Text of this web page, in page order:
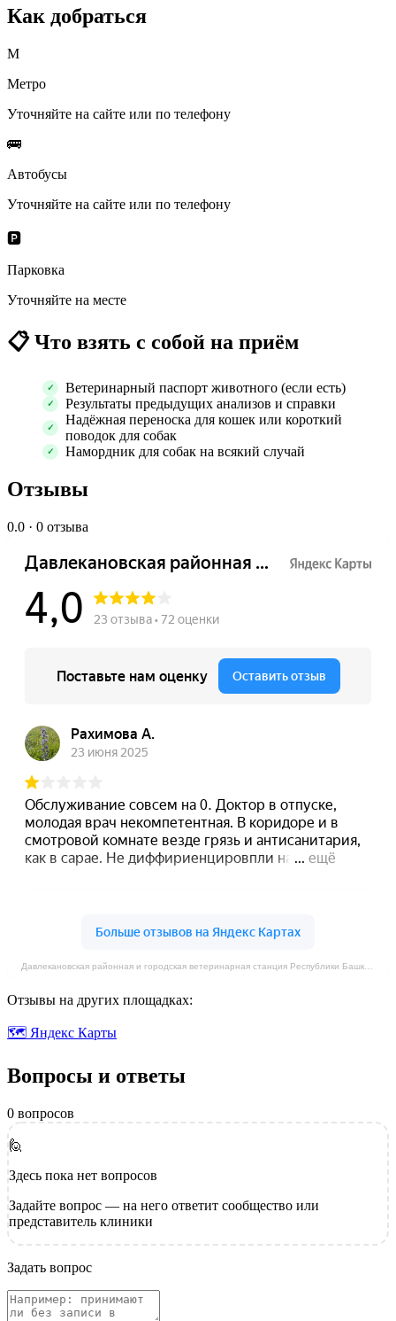
Как добраться
М
Метро
Уточняйте на сайте или по телефону
🚌
Автобусы
Уточняйте на сайте или по телефону
🅿️
Парковка
Уточняйте на месте
📋Что взять с собой на приём
Ветеринарный паспорт животного (если есть)
Результаты предыдущих анализов и справки
Надёжная переноска для кошек или короткий
поводок для собак
Намордник для собак на всякий случай
Отзывы
0.0 · 0 отзыва
Отзывы на других площадках:
🗺 Яндекс Карты
Вопросы и ответы
0 вопросов
🙋
Здесь пока нет вопросов
Задайте вопрос — на него ответит сообщество или
представитель клиники
Задать вопрос